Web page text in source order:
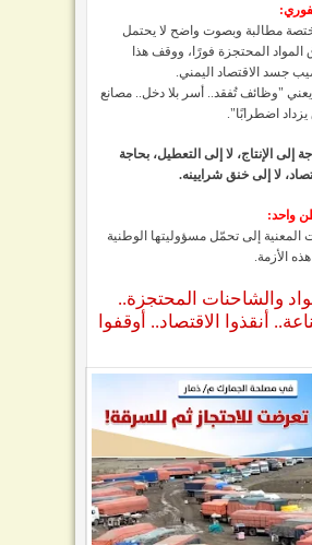
مطالبة وبصوت واضح لا يحتمل
المواد المحتجزة فورًا، ووقف هذا
جسد الاقتصاد اليمني.
"وظائف تُفقد.. أسر بلا دخل.. مصانع
اضطرابًا".
إلى الإنتاج، لا إلى التعطيل، بحاجة
لا إلى خنق شرايينه.
واحد:
المعنية إلى تحمّل مسؤوليتها الوطنية
الأزمة.
والشاحنات المحتجزة..
أنقذوا الاقتصاد.. أوقفوا